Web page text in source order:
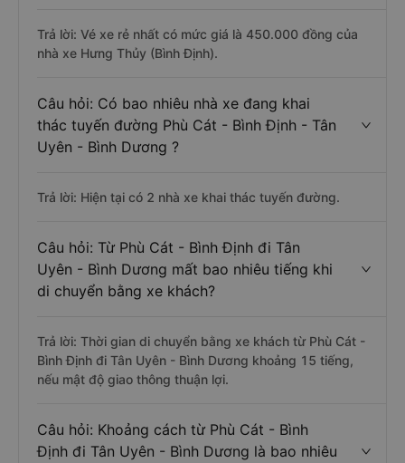
Trả lời: Vé xe rẻ nhất có mức giá là 450.000 đồng của
nhà xe Hưng Thủy (Bình Định).
Câu hỏi: Có bao nhiêu nhà xe đang khai
thác tuyến đường Phù Cát - Bình Định - Tân
Uyên - Bình Dương ?
Trả lời: Hiện tại có 2 nhà xe khai thác tuyến đường.
Câu hỏi: Từ Phù Cát - Bình Định đi Tân
Uyên - Bình Dương mất bao nhiêu tiếng khi
di chuyển bằng xe khách?
Trả lời: Thời gian di chuyển bằng xe khách từ Phù Cát -
Bình Định đi Tân Uyên - Bình Dương khoảng 15 tiếng,
nếu mật độ giao thông thuận lợi.
Câu hỏi: Khoảng cách từ Phù Cát - Bình
Định đi Tân Uyên - Bình Dương là bao nhiêu